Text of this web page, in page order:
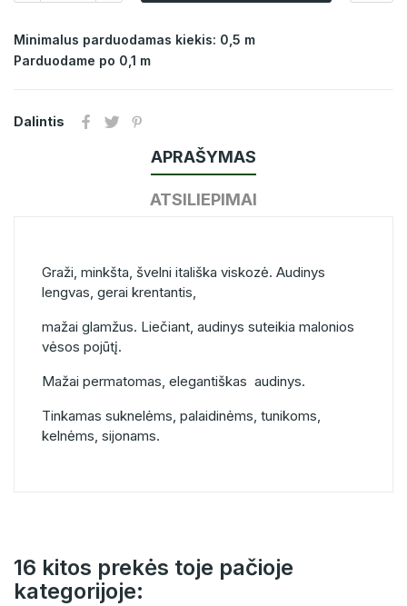
Minimalus parduodamas kiekis: 0,5 m
Parduodame po 0,1 m
Dalintis
APRAŠYMAS
ATSILIEPIMAI
Graži, minkšta, švelni itališka viskozė. Audinys
lengvas, gerai krentantis,
mažai glamžus. Liečiant, audinys suteikia malonios
vėsos pojūtį.
Mažai permatomas, elegantiškas audinys.
Tinkamas suknelėms, palaidinėms, tunikoms,
kelnėms, sijonams.
16 kitos prekės toje pačioje
kategorijoje: